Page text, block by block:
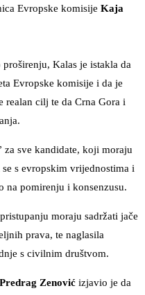
Evropske komisije Kaja
Kalas je istakla da
Evropske komisije i da je
realan cilj te da Crna Gora i
za sve kandidate, koji moraju
s evropskim vrijednostima i
na pomirenju i konsenzusu.
moraju sadržati jače
prava, te naglasila
s civilnim društvom.
Predrag Zenović izjavio je da